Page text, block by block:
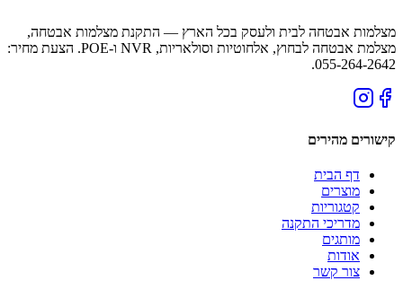
מצלמות אבטחה לבית ולעסק בכל הארץ — התקנת מצלמות אבטחה,
מצלמת אבטחה לבחוץ, אלחוטיות וסולאריות, NVR ו-POE. הצעת מחיר:
055-264-2642.
קישורים מהירים
דף הבית
מוצרים
קטגוריות
מדריכי התקנה
מותגים
אודות
צור קשר